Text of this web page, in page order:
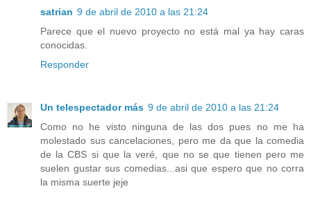
satrian 9 de abril de 2010 a las 21:24
Parece que el nuevo proyecto no está mal ya hay caras
conocidas.
Responder
Un telespectador más 9 de abril de 2010 a las 21:24
Como no he visto ninguna de las dos pues no me ha
molestado sus cancelaciones, pero me da que la comedia
de la CBS si que la veré, que no se que tienen pero me
suelen gustar sus comedias...asi que espero que no corra
la misma suerte jeje